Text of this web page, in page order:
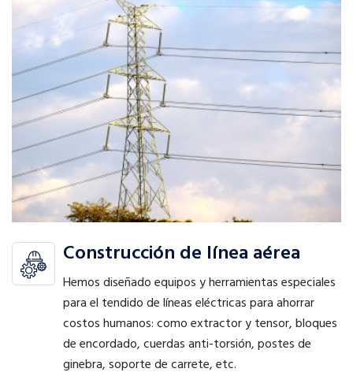
Construcción de línea aérea
Hemos diseñado equipos y herramientas especiales
para el tendido de líneas eléctricas para ahorrar
costos humanos: como extractor y tensor, bloques
de encordado, cuerdas anti-torsión, postes de
ginebra, soporte de carrete, etc.